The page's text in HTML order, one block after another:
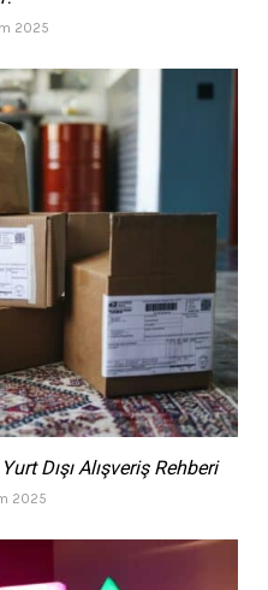
2025
Dışı Alışveriş Rehberi
2025